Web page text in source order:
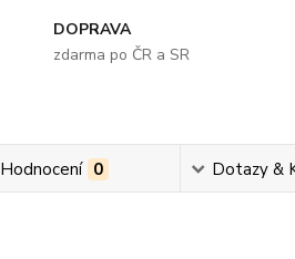
DOPRAVA
zdarma po ČR a SR
Hodnocení 0 Dotazy &